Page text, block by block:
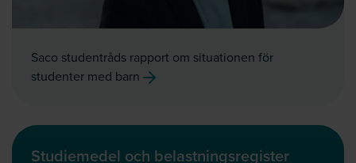
Saco studentråds rapport om situationen för
studenter med barn
Studiemedel och belastningsregister